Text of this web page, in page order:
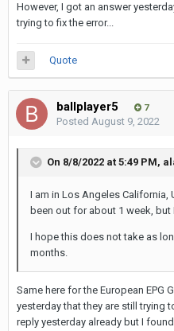
However, I got an answer
trying to fix the error...
Quote
ballplayer5 7
Posted August 9, 2022
On 8/8/2022 at 5:49 PM,
I am in Los Angeles California,
been out for about 1 week, but
I hope this does not take as
months.
Same here for the European EPG
yesterday that they are still trying
reply yesterday already but I